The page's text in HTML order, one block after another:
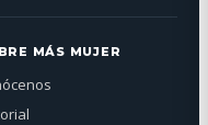
MÁS MUJER